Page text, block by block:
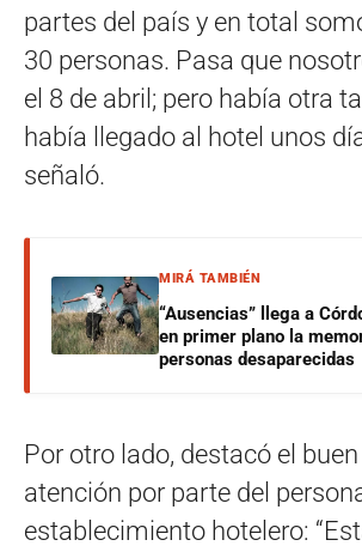
partes del país y en total
30 personas. Pasa que
el 8 de abril; pero había otra
había llegado al hotel unos
señaló.
MIRÁ TAMBIÉN
“Ausencias” llega a
en primer plano la
personas desaparecidas
Por otro lado, destacó el
atención por parte del
establecimiento hotelero: